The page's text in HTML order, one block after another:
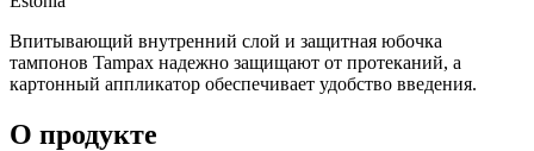
Впитывающий внутренний слой и защитная юбочка
тампонов Tampax надежно защищают от протеканий, а
картонный аппликатор обеспечивает удобство введения.
О продукте